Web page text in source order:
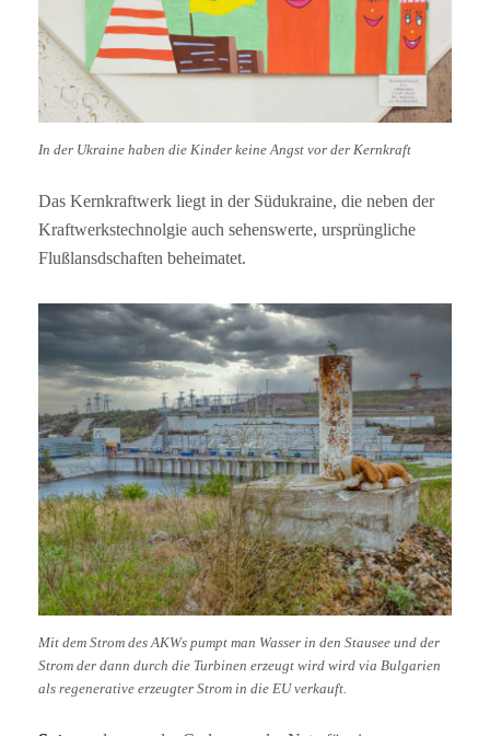
In der Ukraine haben die Kinder keine Angst vor der Kernkraft
Das Kernkraftwerk liegt in der Südukraine, die neben der
Kraftwerkstechnolgie auch sehenswerte, ursprüngliche
Flußlansdschaften beheimatet.
Mit dem Strom des AKWs pumpt man Wasser in den Stausee und der
Strom der dann durch die Turbinen erzeugt wird wird via Bulgarien
als regenerative erzeugter Strom in die EU verkauft.